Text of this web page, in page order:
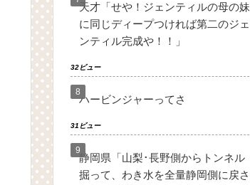
天才「せや！ジェンティルの母の妹
に同じディープつければ第二のジェ
ンティル完成や！！」
32ビュー
ハービンジャーってさ
31ビュー
静岡県「山梨･長野側からトンネル
掘って、わき水を全量静岡側に戻さ